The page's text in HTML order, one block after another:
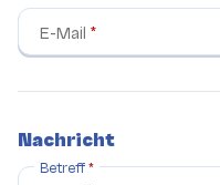
E-Mail
Nachricht
Betreff